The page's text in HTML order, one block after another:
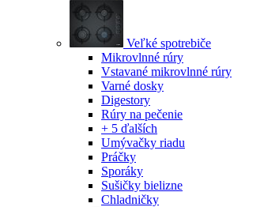
Veľké spotrebiče
Mikrovlnné rúry
Vstavané mikrovlnné rúry
Varné dosky
Digestory
Rúry na pečenie
+ 5 ďalších
Umývačky riadu
Práčky
Sporáky
Sušičky bielizne
Chladničky